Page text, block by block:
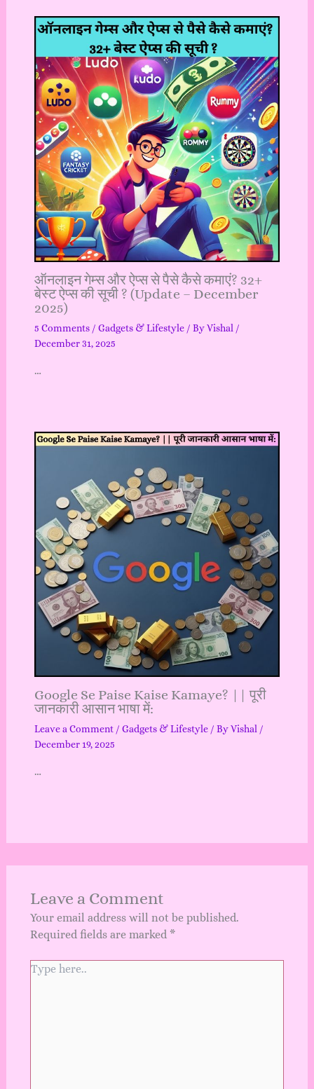
ऑनलाइन गेम्स और ऐप्स से पैसे कैसे कमाएं? 32+
बेस्ट ऐप्स की सूची ? (Update – December
2025)
5 Comments / Gadgets & Lifestyle/ ByVishal /
December 31, 2025
…
Google Se Paise Kaise Kamaye? || पूरी
जानकारी आसान भाषा में:
Leave a Comment / Gadgets & Lifestyle/ ByVishal /
December 19, 2025
…
Leave a Comment
Your email address will not be published.
Required fields are marked *
Type